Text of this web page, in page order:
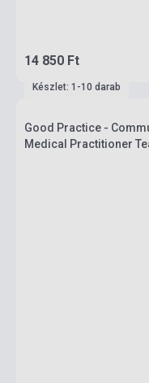
14 850 Ft
Készlet: 1-10 darab
Good Practice -
Medical Practitioner